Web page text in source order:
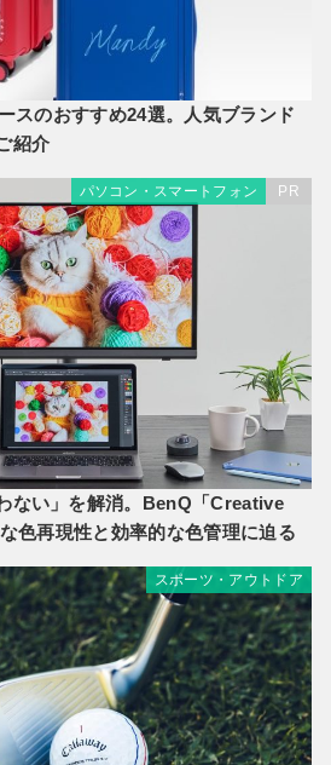
スのおすすめ24選。人気ブランド
紹介
パソコン・スマートフォン PR
ない」を解消。BenQ「Creative
色再現性と効率的な色管理に迫る
スポーツ・アウトドア